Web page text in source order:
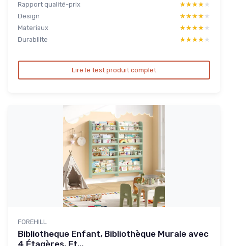
Rapport qualité-prix ★★★★★
★★★★★
Design
★★★★★
★★★★★
Materiaux
★★★★★
★★★★★
Durabilite
★★★★★
★★★★★
Lire le test produit complet
FOREHILL
Bibliotheque Enfant, Bibliothèque Murale avec
4 Étagères, Et...